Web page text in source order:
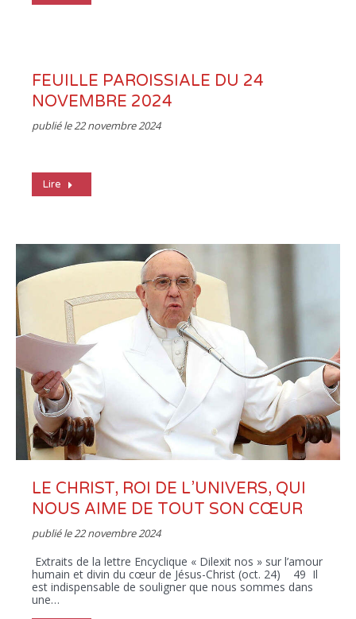
FEUILLE PAROISSIALE DU 24
NOVEMBRE 2024
publié le22 novembre 2024
Lire
LE CHRIST, ROI DE L’UNIVERS, QUI
NOUS AIME DE TOUT SON CŒUR
publié le22 novembre 2024
Extraits de la lettre Encyclique « Dilexit nos » sur l’amour
humain et divin du cœur de Jésus-Christ (oct. 24) 49 Il
est indispensable de souligner que nous sommes dans
une…